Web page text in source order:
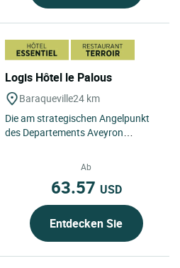
Logis Hôtel le Palous
Baraqueville24 km
Die am strategischen Angelpunkt
des Departements Aveyron
ein Ort des Austausches, an dem...
Ab
63.57 USD
Entdecken Sie